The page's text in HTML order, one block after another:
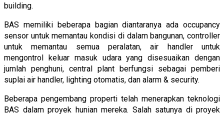
building.
BAS memiliki beberapa bagian diantaranya ada occupancy
sensor untuk memantau kondisi di dalam bangunan, controller
untuk memantau semua peralatan, air handler untuk
mengontrol keluar masuk udara yang disesuaikan dengan
jumlah penghuni, central plant berfungsi sebagai pemberi
suplai air handler, lighting otomatis, dan alarm & security.
Beberapa pengembang properti telah menerapkan teknologi
BAS dalam proyek hunian mereka. Salah satunya di proyek